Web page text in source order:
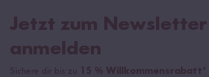
Jetzt zum Newsletter
anmelden
Sichere dir bis zu 15 % Willkommensrabatt*